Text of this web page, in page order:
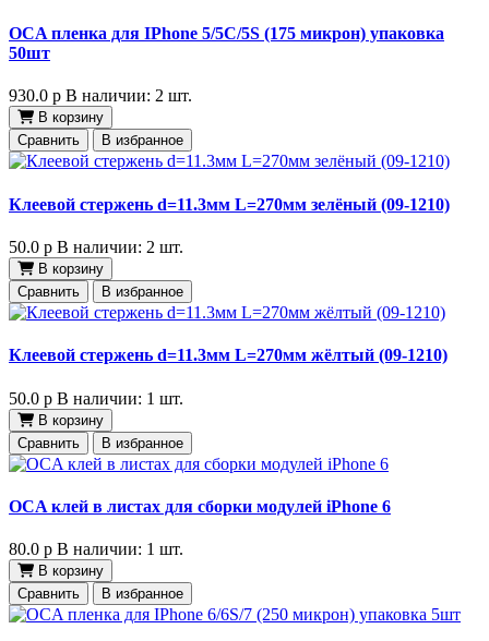
OCA пленка для IPhone 5/5C/5S (175 микрон) упаковка
50шт
930.0 p В наличии: 2 шт.
В корзину
Сравнить
В избранное
Клеевой стержень d=11.3мм L=270мм зелёный (09-1210)
50.0 p В наличии: 2 шт.
В корзину
Сравнить
В избранное
Клеевой стержень d=11.3мм L=270мм жёлтый (09-1210)
50.0 p В наличии: 1 шт.
В корзину
Сравнить
В избранное
OCA клей в листах для сборки модулей iPhone 6
80.0 p В наличии: 1 шт.
В корзину
Сравнить
В избранное